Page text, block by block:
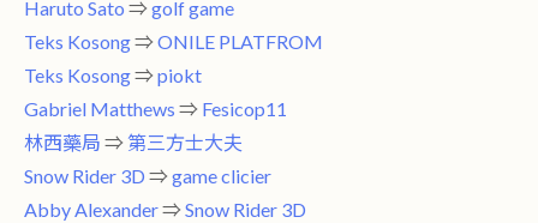
Haruto Sato ⇒ golf game
Teks Kosong⇒ ONILE PLATFROM
Teks Kosong⇒ piokt
Gabriel Matthews ⇒ Fesicop11
林西藥局 ⇒ 第三方士大夫
Snow Rider 3D ⇒ game clicier
Abby Alexander⇒ Snow Rider 3D